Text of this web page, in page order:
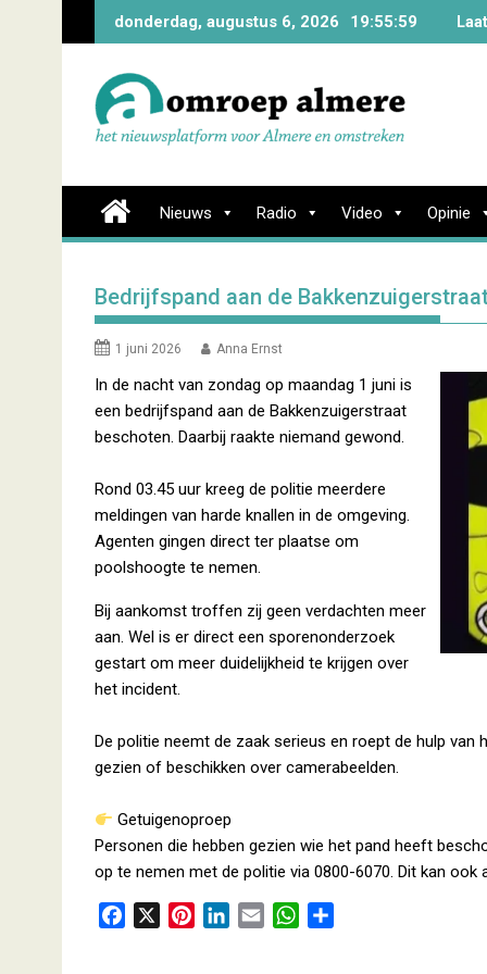
donderdag, augustus 6, 2026 19:55:59
Nieuws Radio Video Opinie
Bedrijfspand aan de
1 juni 2026 Anna Ernst
In de nacht van zondag op maandag 1 juni is
een bedrijfspand aan de Bakkenzuigerstraat
beschoten. Daarbij raakte niemand gewond.
Rond 03.45 uur kreeg de politie meerdere
meldingen van harde knallen in de omgeving.
Agenten gingen direct ter plaatse om
poolshoogte te nemen.
Bij aankomst troffen zij geen verdachten meer
aan. Wel is er direct een sporenonderzoek
gestart om meer duidelijkheid te krijgen over
het incident.
De politie neemt de zaak serieus en roept de hulp van
gezien of beschikken over camerabeelden.
Getuigenoproep
Personen die hebben gezien wie het pand heeft
op te nemen met de politie via 0800-6070. Dit kan ook
W